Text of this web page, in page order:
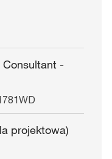
-
projektowa)